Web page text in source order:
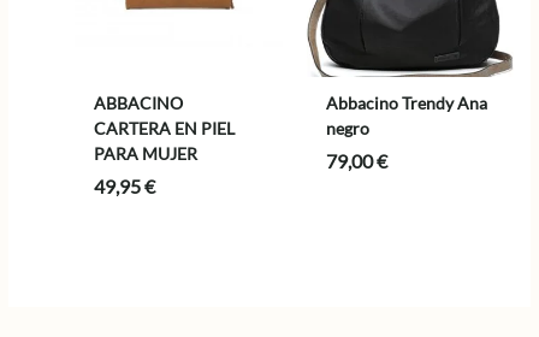
ABBACINO
CARTERA EN PIEL
PARA MUJER
49,95€
Abbacino Trendy Ana
negro
79,00€